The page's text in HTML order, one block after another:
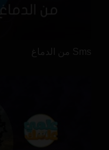
Sms من الدماغ